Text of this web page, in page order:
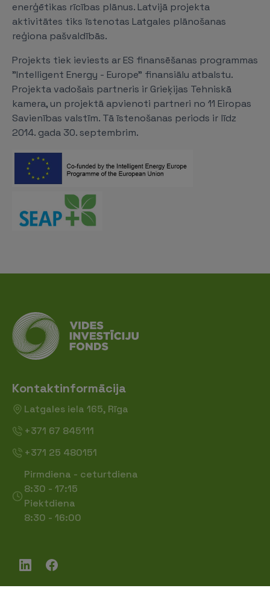
enerģētikas rīcības plānus. Latvijā projekta
aktivitātes tiks īstenotas Latgales plānošanas
reģiona pašvaldībās.
Projekts tiek ieviests ar ES finansēšanas programmas
"Intelligent Energy - Europe" finansiālu atbalstu.
Projekta vadošais partneris ir Grieķijas Tehniskā
kamera, un projektā apvienoti partneri no 11 Eiropas
Savienības valstīm. Tā īstenošanas periods ir līdz
2014. gada 30. septembrim.
Kontaktinformācija
Latgales iela 165, Rīga
+371 67 845111
+371 25 480151
Pirmdiena - ceturtdiena
8:30 - 17:15
Piektdiena
8:30 - 16:00